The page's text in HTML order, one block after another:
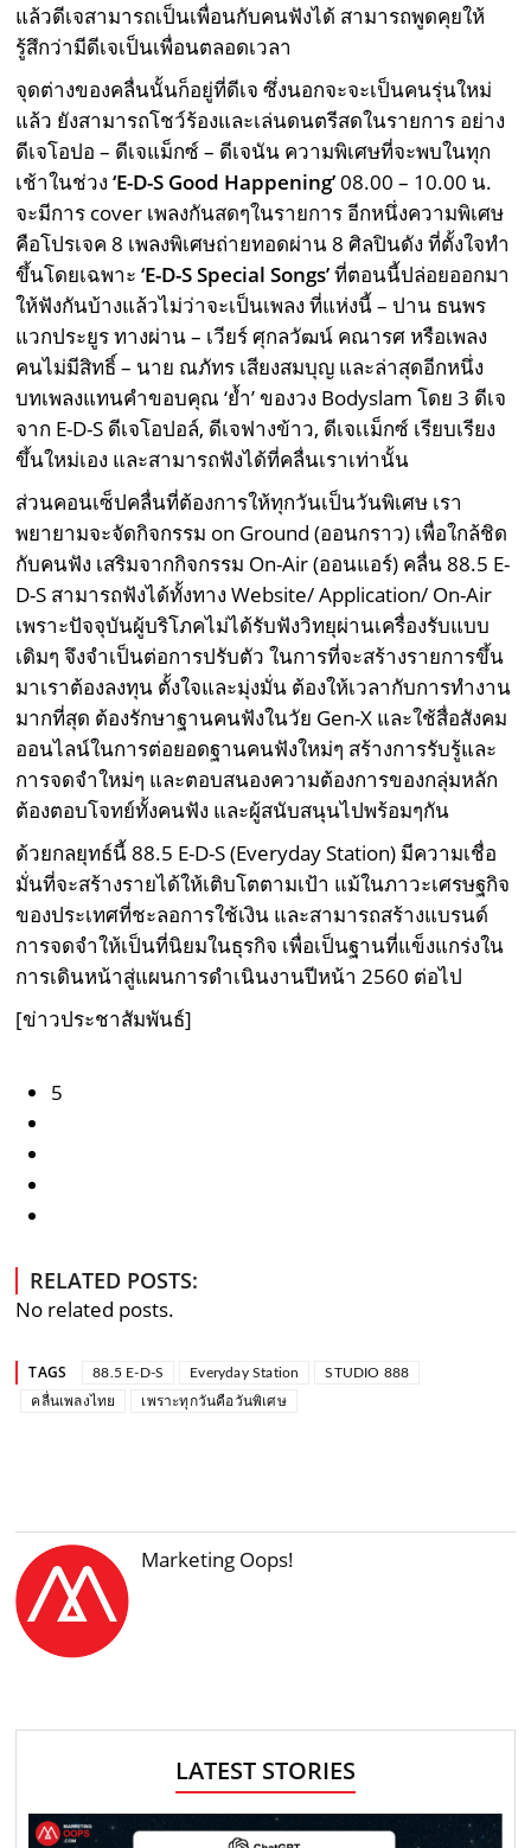
แล้วดีเจสามารถเป็นเพื่อนกับคนฟังได้ สามารถพูดคุยให้
รู้สึกว่ามีดีเจเป็นเพื่อนตลอดเวลา
จุดต่างของคลื่นนั้นก็อยู่ที่ดีเจ ซึ่งนอกจะจะเป็นคนรุ่นใหม่
แล้ว ยังสามารถโชว์ร้องและเล่นดนตรีสดในรายการ อย่าง
ดีเจโอปอ – ดีเจแม็กซ์ – ดีเจนัน ความพิเศษที่จะพบในทุก
เช้าในช่วง‘E-D-S Good Happening’08.00 – 10.00 น.
จะมีการ cover เพลงกันสดๆในรายการ อีกหนึ่งความพิเศษ
คือโปรเจค 8 เพลงพิเศษถ่ายทอดผ่าน 8 ศิลปินดัง ที่ตั้งใจทำ
ขึ้นโดยเฉพาะ ‘E-D-S Special Songs’ที่ตอนนี้ปล่อยออกมา
ให้ฟังกันบ้างแล้วไม่ว่าจะเป็นเพลง ที่แห่งนี้ – ปาน ธนพร
แวกประยูร ทางผ่าน – เวียร์ ศุกลวัฒน์ คณารศ หรือเพลง
คนไม่มีสิทธิ์ – นาย ณภัทร เสียงสมบุญ และล่าสุดอีกหนึ่ง
บทเพลงแทนคำขอบคุณ ‘ย้ำ’ ของวง Bodyslam โดย 3 ดีเจ
จาก E-D-S ดีเจโอปอล์, ดีเจฟางข้าว, ดีเจเเม็กซ์ เรียบเรียง
ขึ้นใหม่เอง และสามารถฟังได้ที่คลื่นเราเท่านั้น
ส่วนคอนเซ็ปคลื่นที่ต้องการให้ทุกวันเป็นวันพิเศษ เรา
พยายามจะจัดกิจกรรม on Ground (ออนกราว) เพื่อใกล้ชิด
กับคนฟัง เสริมจากกิจกรรม On-Air (ออนแอร์) คลื่น 88.5 E-
D-S สามารถฟังได้ทั้งทาง Website/ Application/ On-Air
เพราะปัจจุบันผู้บริโภคไม่ได้รับฟังวิทยุผ่านเครื่องรับแบบ
เดิมๆ จึงจำเป็นต่อการปรับตัว ในการที่จะสร้างรายการขึ้น
มาเราต้องลงทุน ตั้งใจและมุ่งมั่น ต้องให้เวลากับการทำงาน
มากที่สุด ต้องรักษาฐานคนฟังในวัย Gen-X และใช้สื่อสังคม
ออนไลน์ในการต่อยอดฐานคนฟังใหม่ๆ สร้างการรับรู้และ
การจดจำใหม่ๆ และตอบสนองความต้องการของกลุ่มหลัก
ต้องตอบโจทย์ทั้งคนฟัง และผู้สนับสนุนไปพร้อมๆกัน
ด้วยกลยุทธ์นี้ 88.5 E-D-S (Everyday Station) มีความเชื่อ
มั่นที่จะสร้างรายได้ให้เติบโตตามเป้า แม้ในภาวะเศรษฐกิจ
ของประเทศที่ชะลอการใช้เงิน และสามารถสร้างแบรนด์
การจดจำให้เป็นที่นิยมในธุรกิจ เพื่อเป็นฐานที่แข็งแกร่งใน
การเดินหน้าสู่แผนการดำเนินงานปีหน้า 2560 ต่อไป
[ข่าวประชาสัมพันธ์]
5
RELATED POSTS:
No related posts.
TAGS 88.5 E-D-S Everyday Station
STUDIO 888
คลื่นเพลงไทย
เพราะทุกวันคือวันพิเศษ
Marketing Oops!
LATEST STORIES